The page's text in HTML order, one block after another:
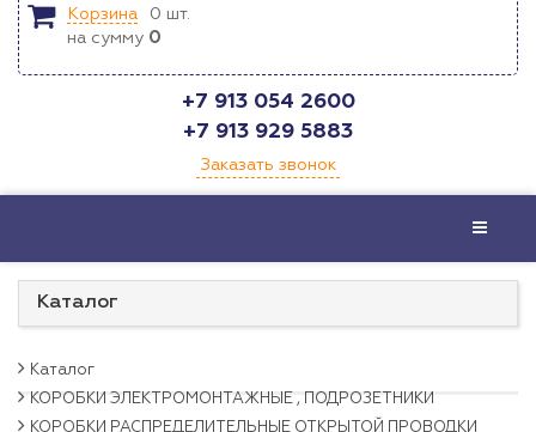
Корзина 0 шт.
на сумму 0
+7 913 054 2600
+7 913 929 5883
Заказать звонок
Меню
Каталог
Каталог
КОРОБКИ ЭЛЕКТРОМОНТАЖНЫЕ , ПОДРОЗЕТНИКИ
КОРОБКИ РАСПРЕДЕЛИТЕЛЬНЫЕ ОТКРЫТОЙ ПРОВОДКИ